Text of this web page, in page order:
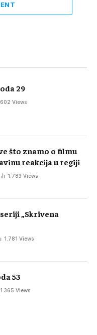
29
Views
što znamo o filmu
reakcija u regiji
1.783 Views
„Skrivena
1.781 Views
53
1.365 Views